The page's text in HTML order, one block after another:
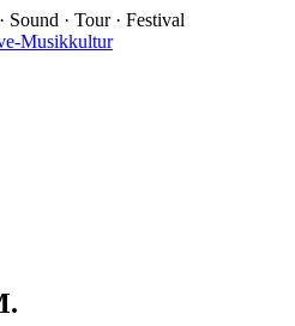
Sound · Tour · Festival
Musikkultur
.